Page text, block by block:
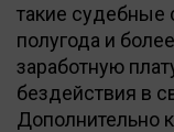
такие судебные
полугода и
заработную
бездействия в
Дополнительно